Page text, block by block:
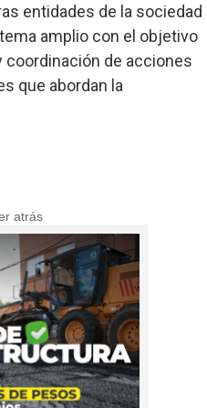
entidades de la sociedad
amplio con el objetivo
coordinación de acciones
que abordan la
atrás